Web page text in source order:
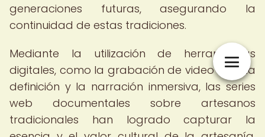
generaciones futuras, asegurando la
continuidad de estas tradiciones.
Mediante la utilización de herramientas
digitales, como la grabación de video en alta
definición y la narración inmersiva, las series
web documentales sobre artesanos
tradicionales han logrado capturar la